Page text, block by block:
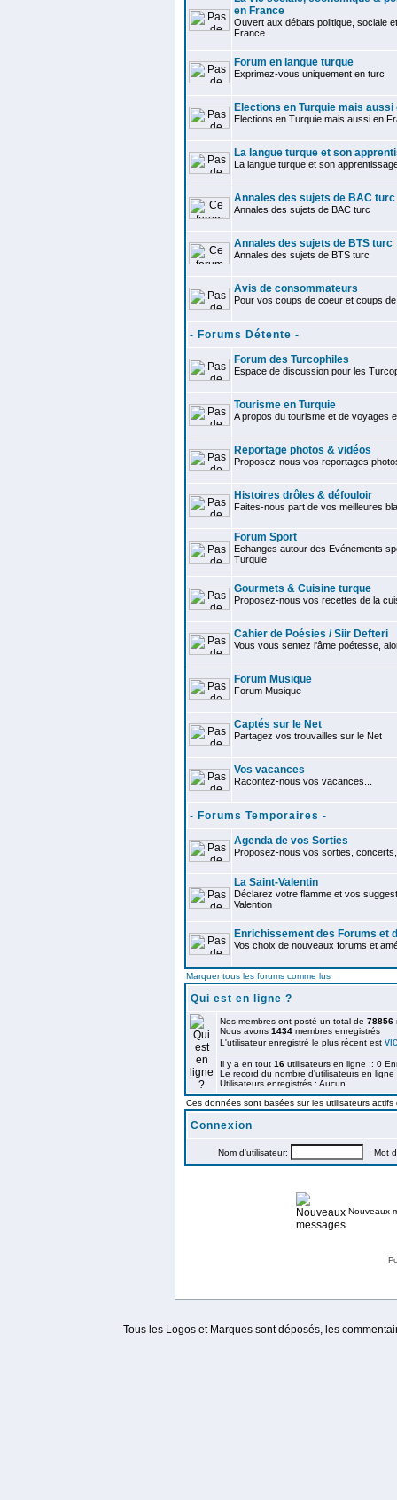
en France
Ouvert aux débats politique, sociale
France
Forum en langue turque
Exprimez-vous uniquement en turc
Elections en Turquie mais aussi
Elections en Turquie mais aussi en
La langue turque et son
La langue turque et son
Annales des sujets de BAC turc
Annales des sujets de BAC turc
Annales des sujets de BTS turc
Annales des sujets de BTS turc
Avis de consommateurs
Pour vos coups de coeur et coups
- Forums Détente -
Forum des Turcophiles
Espace de discussion pour les
Tourisme en Turquie
A propos du tourisme et de voyages
Reportage photos & vidéos
Proposez-nous vos reportages
Histoires drôles & défouloir
Faites-nous part de vos meilleures
Forum Sport
Echanges autour des Evénements
Turquie
Gourmets & Cuisine turque
Proposez-nous vos recettes de la
Cahier de Poésies / Siir Defteri
Vous vous sentez l'âme poétesse,
Forum Musique
Forum Musique
Captés sur le Net
Partagez vos trouvailles sur le Net
Vos vacances
Racontez-nous vos vacances...
- Forums Temporaires -
Agenda de vos Sorties
Proposez-nous vos sorties,
La Saint-Valentin
Déclarez votre flamme et vos
Valention
Enrichissement des Forums et
Vos choix de nouveaux forums et
Marquer tous les forums comme lus
Qui est en ligne ?
Nos membres ont posté un total de 78856
Nous avons 1434 membres enregistrés
L'utilisateur enregistré le plus récent est
Il y a en tout 16 utilisateurs en ligne :: 0
Le record du nombre d'utilisateurs en
Utilisateurs enregistrés : Aucun
Ces données sont basées sur les utilisateurs
Connexion
Nom d'utilisateur: Mot
Nouveaux
Tous les Logos et Marques sont déposés, les